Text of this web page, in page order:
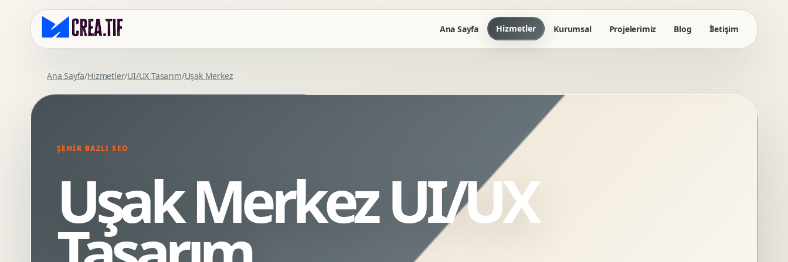
Ana Sayfa Hizmetler
Kurumsal Web Tasarim
SEO Uyumlu Web Tasarim
Kurumsal Site Yenileme
Prototip Tasarimi
Dashboard UI Tasarimi
Conversion UX Optimizasyonu
Ofis Ici Gorsel Kimlik
Kurumsal Katalog Tasarimi
Kurumsal Projelerimiz Blog İletişim
Ana Sayfa/Hizmetler/UI/UX Tasarım/Uşak Merkez
ŞEHIR BAZLI SEO
Uşak Merkez UI/UX